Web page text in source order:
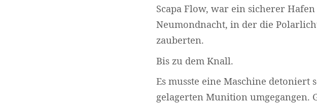
Scapa Flow, war ein sicherer
Neumondnacht, in der die
zauberten.
Bis zu dem Knall.
Es musste eine Maschine
gelagerten Munition umgegangen.